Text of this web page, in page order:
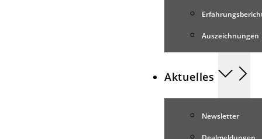
Auszeichnungen
Aktuelles
Newsletter